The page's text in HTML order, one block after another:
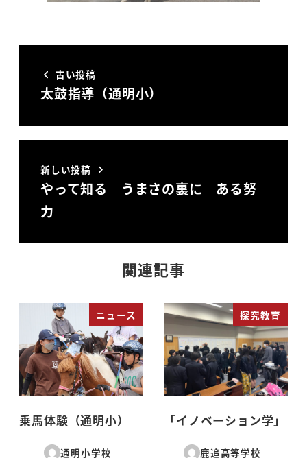
古い投稿
太鼓指導（通明小）
新しい投稿
やって知る うまさの裏に ある努
力
関連記事
ニュース
乗馬体験（通明小）
通明小学校
探究教育
「イノベーション学」
鹿追高等学校